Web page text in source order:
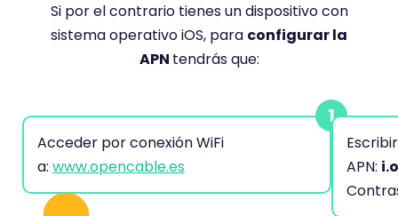
Si por el contrario tienes un dispositivo con
sistema operativo iOS, para configurar la
APN tendrás que:
Acceder por conexión WiFi
a: www.opencable.es
APN: